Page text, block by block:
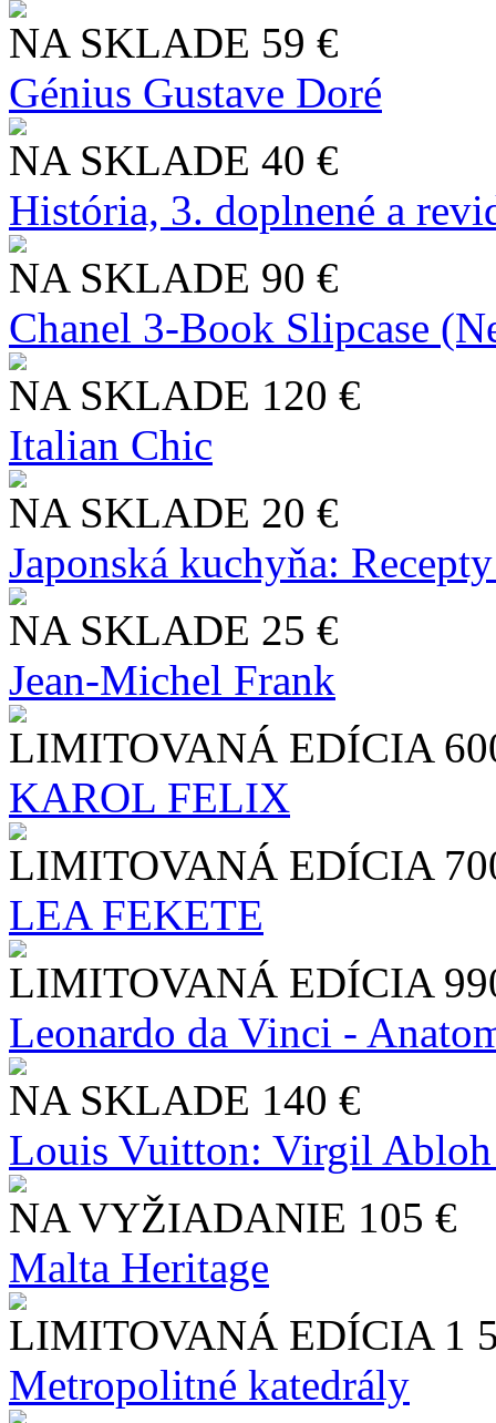
NA SKLADE 59 €
Génius Gustave Doré
NA SKLADE 40 €
História, 3. doplnené a
NA SKLADE 90 €
Chanel 3-Book Slipcase
NA SKLADE 120 €
Italian Chic
NA SKLADE 20 €
Japonská kuchyňa:
NA SKLADE 25 €
Jean-Michel Frank
LIMITOVANÁ EDÍCIA
KAROL FELIX
LIMITOVANÁ EDÍCIA
LEA FEKETE
LIMITOVANÁ EDÍCIA
Leonardo da Vinci -
NA SKLADE 140 €
Louis Vuitton: Virgil
NA VYŽIADANIE 105 €
Malta Heritage
LIMITOVANÁ EDÍCIA 1
Metropolitné katedrály